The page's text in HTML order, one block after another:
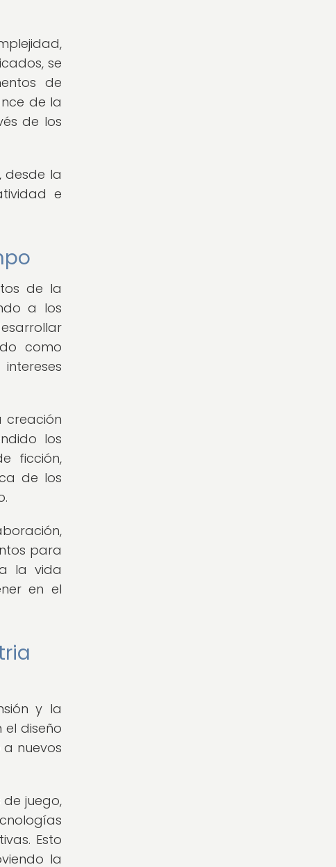
se
de
de la
de los
desde la
e
de la
a los
como
creación
los
ficción,
de los
para
la vida
en el
y la
el diseño
nuevos
juego,
Esto
la